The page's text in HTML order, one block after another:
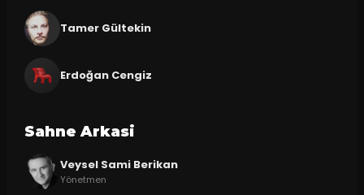
Tamer Gültekin
Erdoğan Cengiz
Sahne Arkasi
Veysel Sami Berikan
Yönetmen